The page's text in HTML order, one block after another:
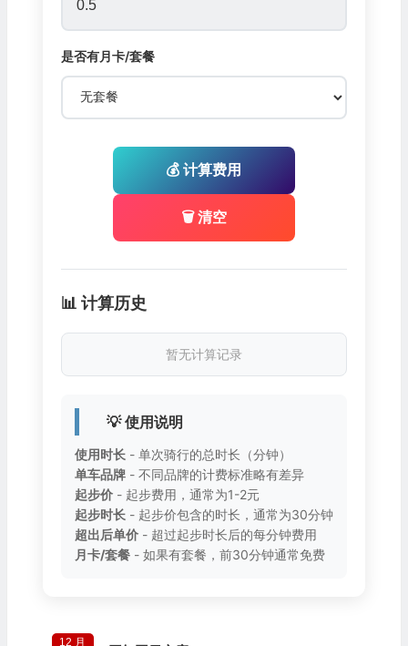
是否有月卡/套餐
💰 计算费用
🗑️ 清空
📊 计算历史
暂无计算记录
💡 使用说明
使用时长- 单次骑行的总时长（分钟）
单车品牌- 不同品牌的计费标准略有差异
起步价- 起步费用，通常为1-2元
起步时长- 起步价包含的时长，通常为30分钟
超出后单价- 超过起步时长后的每分钟费用
月卡/套餐- 如果有套餐，前30分钟通常免费
12 月